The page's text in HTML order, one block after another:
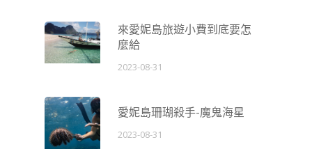
來愛妮島旅遊小費到底要怎
麼給
2023-08-31
愛妮島珊瑚殺手-魔鬼海星
2023-08-31